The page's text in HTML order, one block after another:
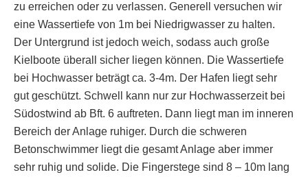
zu erreichen oder zu verlassen. Generell versuchen wir
eine Wassertiefe von 1m bei Niedrigwasser zu halten.
Der Untergrund ist jedoch weich, sodass auch große
Kielboote überall sicher liegen können. Die Wassertiefe
bei Hochwasser beträgt ca. 3-4m. Der Hafen liegt sehr
gut geschützt. Schwell kann nur zur Hochwasserzeit bei
Südostwind ab Bft. 6 auftreten. Dann liegt man im inneren
Bereich der Anlage ruhiger. Durch die schweren
Betonschwimmer liegt die gesamt Anlage aber immer
sehr ruhig und solide. Die Fingerstege sind 8 – 10m lang